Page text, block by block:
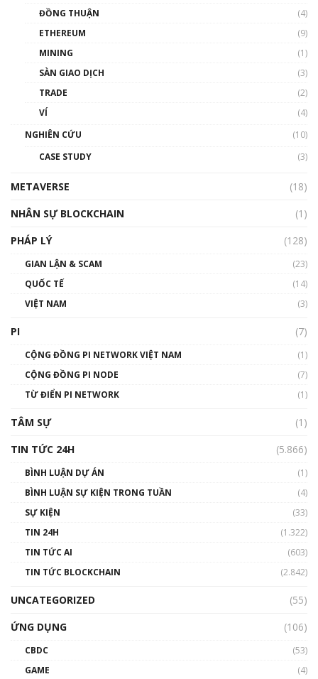
Phổ cập Blockchain
thống & Crypto qua các cuộc chiến | Phổ cập
01:32:59
gió ấm
Talkshow 14: MemeCoin – Trò đùa tỷ đô
01:29:26
ĐỒNG THUẬN
(4)
ETHEREUM
(9)
MINING
(1)
SÀN GIAO DỊCH
(3)
TRADE
(2)
VÍ
(4)
NGHIÊN CỨU
(10)
CASE STUDY
(3)
METAVERSE
(18)
NHÂN SỰ BLOCKCHAIN
(1)
PHÁP LÝ
(128)
GIAN LẬN & SCAM
(23)
QUỐC TẾ
(14)
VIỆT NAM
(3)
PI (7)
CỘNG ĐỒNG PI NETWORK VIỆT NAM
(1)
CỘNG ĐỒNG PI NODE
(7)
TỪ ĐIỂN PI NETWORK
(1)
TÂM SỰ
(1)
TIN TỨC 24H
(5.866)
BÌNH LUẬN DỰ ÁN
(1)
BÌNH LUẬN SỰ KIỆN TRONG TUẦN
(4)
SỰ KIỆN
(33)
TIN 24H
(1.322)
TIN TỨC AI
(603)
TIN TỨC BLOCKCHAIN
(2.842)
UNCATEGORIZED
(55)
ỨNG DỤNG
(106)
CBDC
(53)
GAME
(4)